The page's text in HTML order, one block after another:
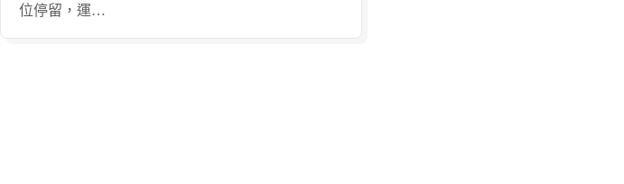
位停留，運…